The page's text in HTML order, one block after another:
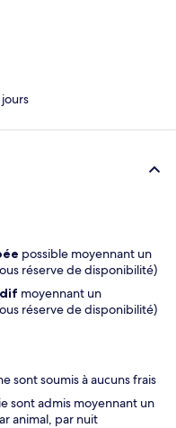
possible moyennant un
réserve de disponibilité)
moyennant un
réserve de disponibilité)
sont soumis à aucuns frais
sont admis moyennant un
animal, par nuit